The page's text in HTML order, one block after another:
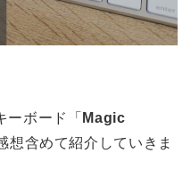
ボード「 Magic
想含めて紹介していきま